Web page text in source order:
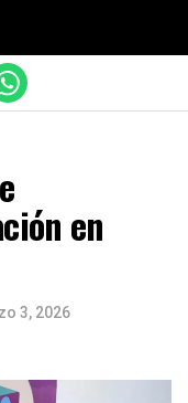
en
3, 2026